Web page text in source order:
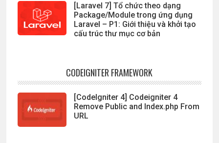
[Laravel 7] Tổ chức theo dạng
Package/Module trong ứng dụng
Laravel – P1: Giới thiệu và khởi tạo
cấu trúc thư mục cơ bản
CODEIGNITER FRAMEWORK
[CodeIgniter 4] Codeigniter 4
Remove Public and Index.php From
URL